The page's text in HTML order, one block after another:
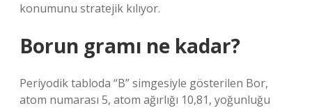
konumunu stratejik kılıyor.
Borun gramı ne kadar?
Periyodik tabloda “B” simgesiyle gösterilen Bor,
atom numarası 5, atom ağırlığı 10,81, yoğunluğu